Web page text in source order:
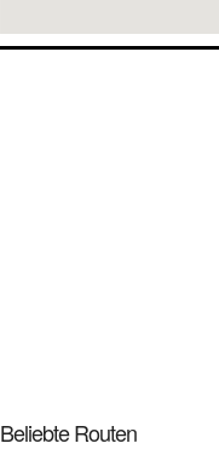
Beliebte Routen